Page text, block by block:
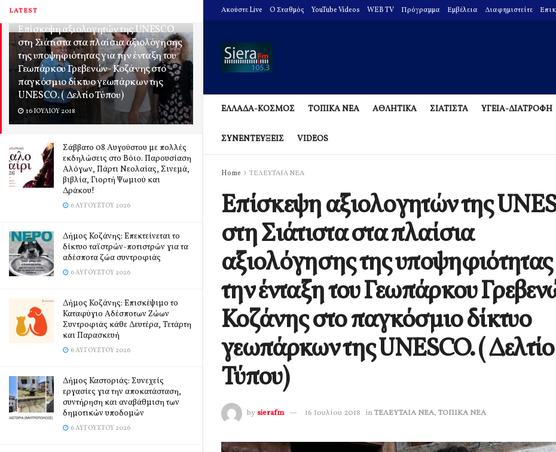
LATEST
Επίσκεψη αξιολογητών της UNESCO
στη Σιάτιστα στα πλαίσια αξιολόγησης
της υποψηφιότητας για την ένταξη του
Γεωπάρκου Γρεβενών- Κοζάνης στο
παγκόσμιο δίκτυο γεωπάρκων της
UNESCO. ( Δελτίο Τύπου)
16 ΙΟΥΛΊΟΥ 2018
Σάββατο 08 Αυγούστου με πολλές
εκδηλώσεις στο Βόιο. Παρουσίαση
Αλόγων, Πάρτι Νεολαίας, Σινεμά,
βιβλία, Γιορτή Ψωμιού και
Δράκου!
6 ΑΥΓΟΎΣΤΟΥ 2026
Δήμος Κοζάνης: Επεκτείνεται το
δίκτυο ταϊστρών-ποτιστρών για τα
αδέσποτα ζώα συντροφιάς
6 ΑΥΓΟΎΣΤΟΥ 2026
Δήμος Κοζάνης: Επισκέψιμο το
Καταφύγιο Αδέσποτων Ζώων
Συντροφιάς κάθε Δευτέρα, Τετάρτη
και Παρασκευή
6 ΑΥΓΟΎΣΤΟΥ 2026
Δήμος Καστοριάς: Συνεχείς
εργασίες για την αποκατάσταση,
συντήρηση και αναβάθμιση των
δημοτικών υποδομών
6 ΑΥΓΟΎΣΤΟΥ 2026
Ακούστε Live O Σταθμός YouTube Videos WEB TV Πρόγραμμα Εμβέλεια Διαφημιστείτε
ΕΛΛΑΔΑ-ΚΟΣΜΟΣ ΤΟΠΙΚΑ ΝΕΑ ΑΘΛΗΤΙΚΑ ΣΙΑΤΙΣΤΑ ΥΓΕΙΑ-ΔΙΑΤΡΟΦΗ
ΣΥΝΕΝΤΕΥΞΕΙΣ VIDEOS
Home ΤΕΛΕΥΤΑΙΑ ΝΕΑ
Επίσκεψη αξιολογητών της
στη Σιάτιστα στα πλαίσια
αξιολόγησης της υποψηφιότητας
την ένταξη του Γεωπάρκου
Κοζάνης στο παγκόσμιο δίκτυο
γεωπάρκων της UNESCO. ( Δελτίο
Τύπου)
by sierafm 16 Ιουλίου 2018 inΤΕΛΕΥΤΑΙΑ ΝΕΑ, ΤΟΠΙΚΑ ΝΕΑ